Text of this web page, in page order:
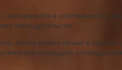
находящейся в собственности,
законодательству.
землю можно только в строгом
процедура и порядок